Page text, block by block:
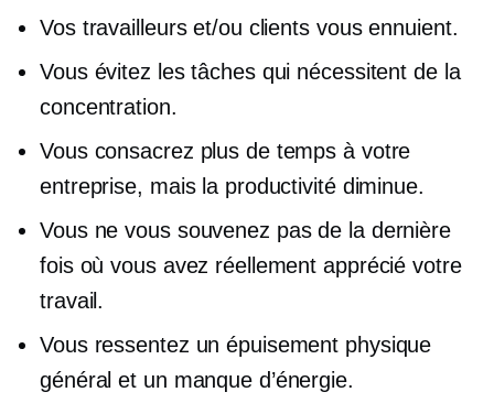
Vos travailleurs et/ou clients vous ennuient.
Vous évitez les tâches qui nécessitent de la
concentration.
Vous consacrez plus de temps à votre
entreprise, mais la productivité diminue.
Vous ne vous souvenez pas de la dernière
fois où vous avez réellement apprécié votre
travail.
Vous ressentez un épuisement physique
général et un manque d’énergie.